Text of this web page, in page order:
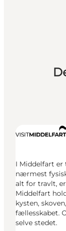
I Middelfart
nærmest
alt for travlt,
Middelfart
kysten,
fællesskabet.
selve stedet.